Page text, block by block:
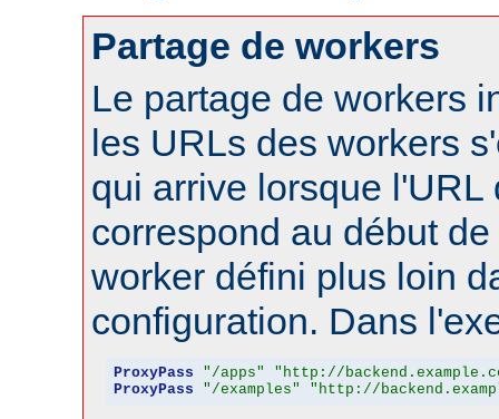
Partage de workers
Le partage de workers
les URLs des workers
qui arrive lorsque l'URL
correspond au début
worker défini plus loin
configuration. Dans
ProxyPass "/apps"
"http://
ProxyPass
"/examples" "http://